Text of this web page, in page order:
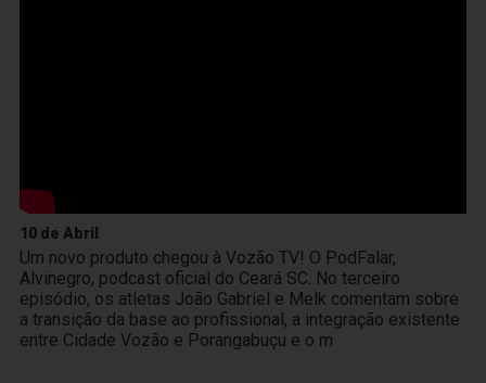
10 de Abril
Um novo produto chegou à Vozão TV! O PodFalar,
Alvinegro, podcast oficial do Ceará SC. No terceiro
episódio, os atletas João Gabriel e Melk comentam sobre
a transição da base ao profissional, a integração existente
entre Cidade Vozão e Porangabuçu e o m